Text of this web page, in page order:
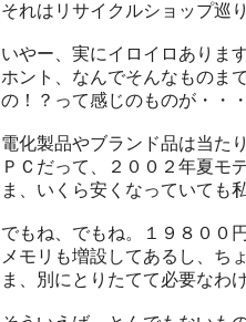
それはリサイクルショップ巡
いやー、実にイロイロありま
ホント、なんでそんなものま
の！？って感じのものが・・
電化製品やブランド品は当た
ＰＣだって、２００２年夏モ
ま、いくら安くなっていても
でもね、でもね。１９８００
メモリも増設してあるし、ち
ま、別にとりたてて必要なわ